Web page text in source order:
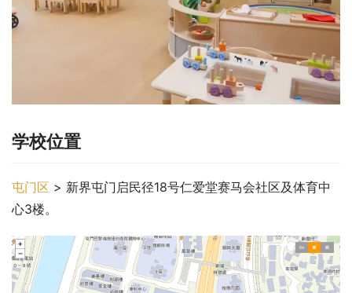
学校位置
屯门区 > 新界屯门启民径18号仁爱堂赛马会社区及体育中
心3楼。